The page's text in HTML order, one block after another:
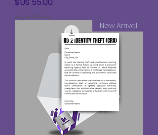
مستثناة ضريبة
New Arrival!